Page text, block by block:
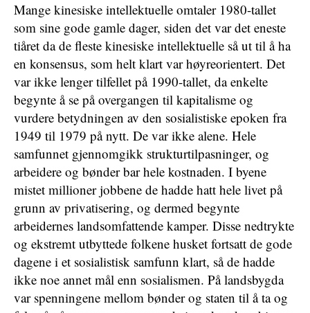
Mange kinesiske intellektuelle omtaler 1980-tallet
som sine gode gamle dager, siden det var det eneste
tiåret da de fleste kinesiske intellektuelle så ut til å ha
en konsensus, som helt klart var høyreorientert. Det
var ikke lenger tilfellet på 1990-tallet, da enkelte
begynte å se på overgangen til kapitalisme og
vurdere betydningen av den sosialistiske epoken fra
1949 til 1979 på nytt. De var ikke alene. Hele
samfunnet gjennomgikk strukturtilpasninger, og
arbeidere og bønder bar hele kostnaden. I byene
mistet millioner jobbene de hadde hatt hele livet på
grunn av privatisering, og dermed begynte
arbeidernes landsomfattende kamper. Disse nedtrykte
og ekstremt utbyttede folkene husket fortsatt de gode
dagene i et sosialistisk samfunn klart, så de hadde
ikke noe annet mål enn sosialismen. På landsbygda
var spenningene mellom bønder og staten til å ta og